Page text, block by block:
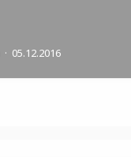
· 05.12.2016